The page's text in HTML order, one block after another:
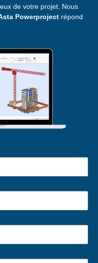
de votre projet. Nous
Powerproject répond